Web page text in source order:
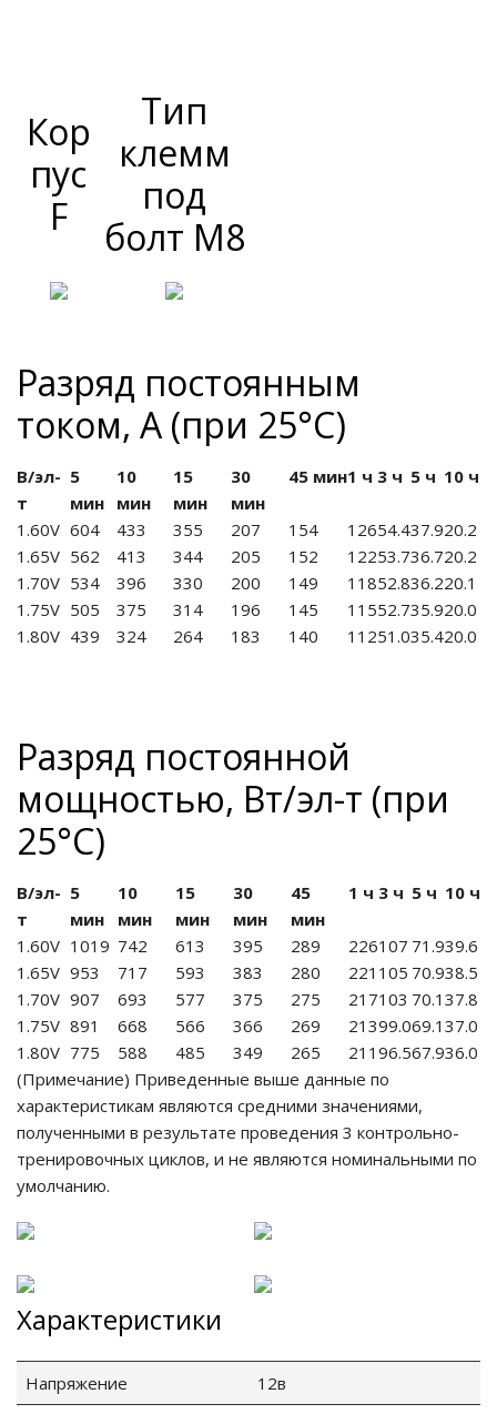
Кор
пус
F
Тип
клемм
под
болт М8
Разряд постоянным
током, А (при 25°С)
В/эл-
т
5
мин
10
мин
15
мин
30
мин
45 мин1 ч 3 ч 5 ч 10 ч
1.60V 604 433 355 207 154 12654.437.920.2
1.65V 562 413 344 205 152 12253.736.720.2
1.70V 534 396 330 200 149 11852.836.220.1
1.75V 505 375 314 196 145 11552.735.920.0
1.80V 439 324 264 183 140 11251.035.420.0
Разряд постоянной
мощностью, Вт/эл-т (при
25°С)
В/эл-
т
5
мин
10
мин
15
мин
30
мин
45
мин
1 ч 3 ч 5 ч 10 ч
1.60V 1019 742 613 395 289 226107 71.939.6
1.65V 953 717 593 383 280 221 105 70.938.5
1.70V 907 693 577 375 275 217103 70.1 37.8
1.75V 891 668 566 366 269 21399.069.1 37.0
1.80V 775 588 485 349 265 211 96.567.936.0
(Примечание) Приведенные выше данные по
характеристикам являются средними значениями,
полученными в результате проведения 3 контрольно-
тренировочных циклов, и не являются номинальными по
умолчанию.
Характеристики
Напряжение
12в